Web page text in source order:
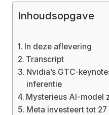
Inhoudsopgave
In deze aflevering
Transcript
Nvidia’s GTC-
inferentie
Mysterieus AI-model
Meta investeert tot